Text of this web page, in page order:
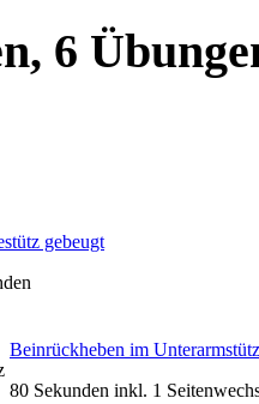
6
gebeugt
Beinrückheben im Unterarmstütz
80 Sekunden inkl. 1